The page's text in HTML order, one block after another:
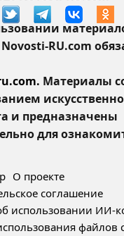
Novosti-RU.com
Материалы
и предназначены
для
О проекте
соглашение
использовании ИИ-
файлов